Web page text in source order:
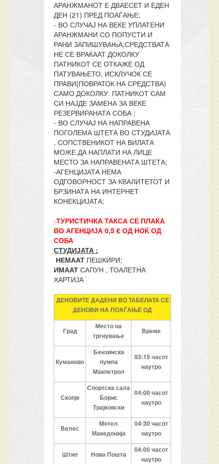
АРАНЖМАНОТ Е ДВАЕСЕТ И ЕДЕН
ДЕН (21) ПРЕД ПОАЃАЊЕ;
- ВО СЛУЧАЈ НА ВЕЌЕ УПЛАТЕНИ
АРАНЖМАНИ СО ПОПУСТИ И
РАНИ ЗАПИШУВАЊА,СРЕДСТВАТА
НЕ СЕ ВРАЌААТ ДОКОЛКУ
ПАТНИКОТ СЕ ОТКАЖЕ ОД
ПАТУВАЊЕТО, ИСКЛУЧОК СЕ
ПРАВИ(ПОВРАТОК НА СРЕДСТВА)
САМО ДОКОЛКУ ПАТНИКОТ САМ
СИ НАЈДЕ ЗАМЕНА ЗА ВЕКЕ
РЕЗЕРВИРАНАТА СОБА ;
- ВО СЛУЧАЈ НА НАПРАВЕНА
ПОГОЛЕМА ШТЕТА ВО СТУДИЈАТА
, СОПСТВЕНИКОТ НА ВИЛАТА
МОЖЕ ДА НАПЛАТИ НА ЛИЦЕ
МЕСТО ЗА НАПРАВЕНАТА ШТЕТА;
-АГЕНЦИЈАТА НЕМА
ОДГОВОРНОСТ ЗА КВАЛИТЕТОТ И
БРЗИНАТА НА ИНТЕРНЕТ
КОНЕКЦИЈАТА;
-ТУРИСТИЧКА ТАКСА СЕ ПЛАЌА
ВО АГЕНЦИЈА 0,5 € ОД НОЌ ОД
СОБА
СТУДИЈАТА :
НЕМААТ ПЕШКИРИ;
ИМААТ САПУН , ТОАЛЕТНА
ХАРТИЈА
ДЕНОВИТЕ ДАДЕНИ ВО ТАБЕЛАТА СЕ
ДЕНОВИ НА ПОАЃАЊЕ ОД
Град
Место на
тргнување
Време
Куманово
Бензинска
пумпа
Макпетрол
03:15 часот
наутро
Скопје
Спортска сала
Борис
Трајковски
04:00часот
наутро
Велес
Мотел
Македонија
04:30часот
наутро
Штип Нова Пошта
04:00часот
наутро